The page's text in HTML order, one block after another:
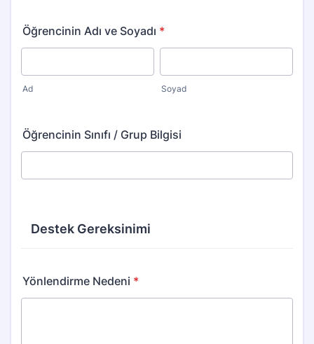
Öğrencinin Adı ve Soyadı *
Ad Soyad
Öğrencinin Sınıfı / Grup Bilgisi
Destek Gereksinimi
Yönlendirme Nedeni *